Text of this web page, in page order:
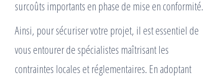
surcoûts importants en phase de mise en conformité.
Ainsi, pour sécuriser votre projet, il est essentiel de
vous entourer de spécialistes maîtrisant les
contraintes locales et réglementaires. En adoptant